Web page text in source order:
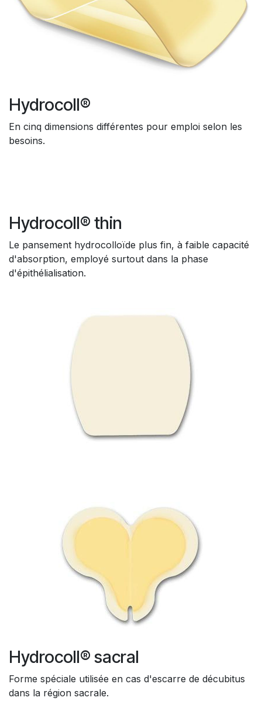
Hydrocoll®
En cinq dimensions différentes pour emploi selon les
besoins.
Hydrocoll® thin
Le pansement hydrocolloïde plus fin, à faible capacité
d'absorption, employé surtout dans la phase
d'épithélialisation.
Hydrocoll® sacral
Forme spéciale utilisée en cas d'escarre de décubitus
dans la région sacrale.